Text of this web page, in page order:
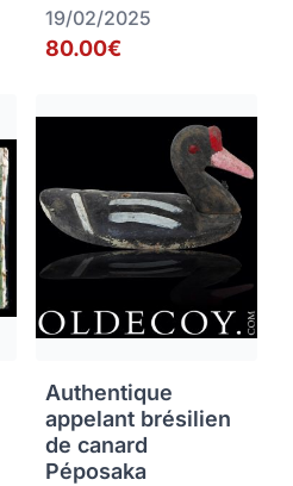
19/02/2025
80.00€
Authentique
appelant brésilien
de canard
Péposaka